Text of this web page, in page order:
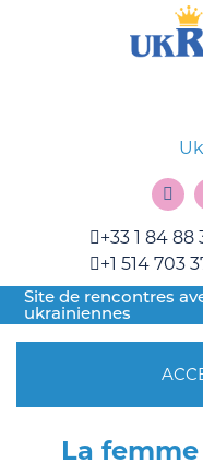
+33 1 84 88
+1 514 703
Site de rencontres
ukrainiennes
La femme